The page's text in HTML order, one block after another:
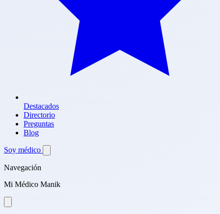
Destacados
Directorio
Preguntas
Blog
Soy médico
Navegación
Mi Médico Manik